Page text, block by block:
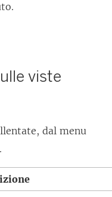
viste
dal menu
.